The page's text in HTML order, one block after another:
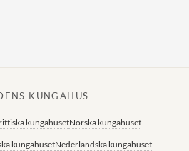
KUNGAHUS
kungahusetNorska kungahuset
kungahusetNederländska kungahuset